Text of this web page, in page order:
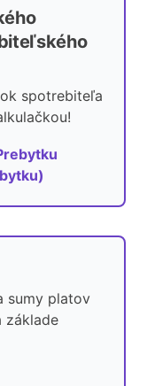
spotrebiteľa
sumy platov
základe